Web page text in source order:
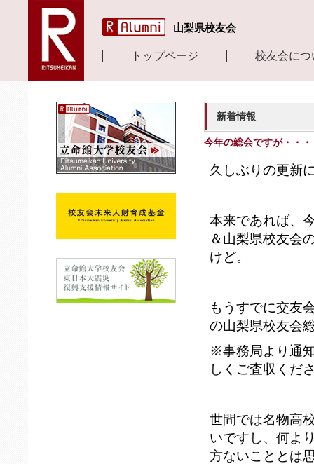
山梨県校友会
トップページ 校友会につ
新着情報
今年の総会ですが・・・
久しぶりの更新
本来であれば、
＆山梨県校友会
けど。
もうすでに交友
の山梨県校友会
※事務局より通
しくご査収くだ
世間では名物高
いですし、何よ
方ないこととは